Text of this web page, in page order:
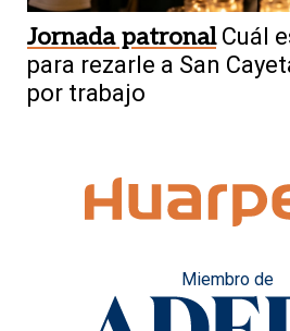
Jornada patronal Cuál
para rezarle a San
por trabajo
Miembro de